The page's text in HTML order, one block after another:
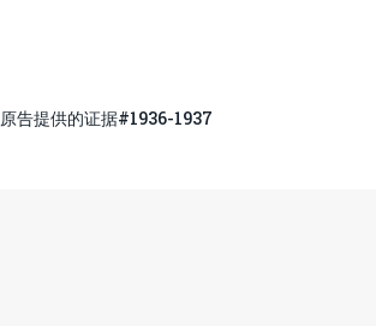
原告提供的证据#1936-1937